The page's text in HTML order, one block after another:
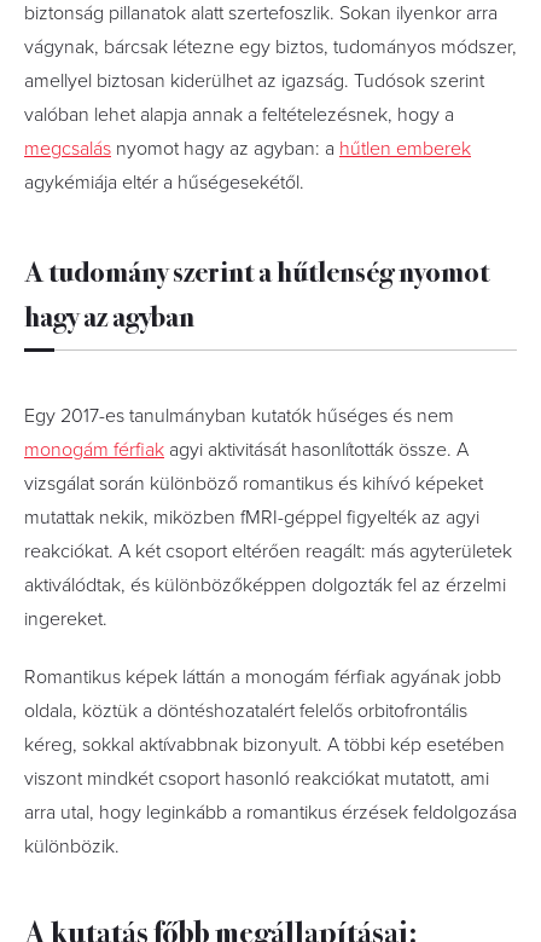
biztonság pillanatok alatt szertefoszlik. Sokan ilyenkor arra
vágynak, bárcsak létezne egy biztos, tudományos módszer,
amellyel biztosan kiderülhet az igazság. Tudósok szerint
valóban lehet alapja annak a feltételezésnek, hogy a
megcsalás nyomot hagy az agyban: a hűtlen emberek
agykémiája eltér a hűségesekétől.
A tudomány szerint a hűtlenség nyomot
hagy az agyban
Egy 2017-es tanulmányban kutatók hűséges és nem
monogám férfiak agyi aktivitását hasonlították össze. A
vizsgálat során különböző romantikus és kihívó képeket
mutattak nekik, miközben fMRI-géppel figyelték az agyi
reakciókat. A két csoport eltérően reagált: más agyterületek
aktiválódtak, és különbözőképpen dolgozták fel az érzelmi
ingereket.
Romantikus képek láttán a monogám férfiak agyának jobb
oldala, köztük a döntéshozatalért felelős orbitofrontális
kéreg, sokkal aktívabbnak bizonyult. A többi kép esetében
viszont mindkét csoport hasonló reakciókat mutatott, ami
arra utal, hogy leginkább a romantikus érzések feldolgozása
különbözik.
A kutatás főbb megállapításai: